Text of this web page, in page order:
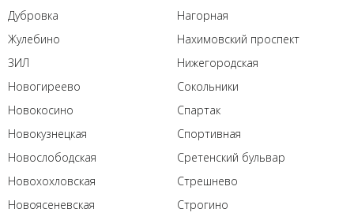
Дубровка
Жулебино
ЗИЛ
Нагорная
Нахимовский проспект
Нижегородская
Новогиреево
Новокосино
Новокузнецкая
Новослободская
Новохохловская
Новоясеневская
Сокольники
Спартак
Спортивная
Сретенский бульвар
Стрешнево
Строгино